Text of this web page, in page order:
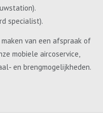
specialist).
van een afspraak of
mobiele aircoservice,
en brengmogelijkheden.